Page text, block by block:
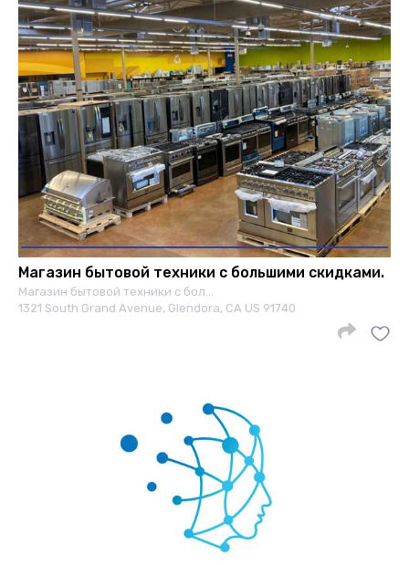
Магазин бытовой техники с большими скидками.
Магазин бытовой техники с бол…
1321 South Grand Avenue, Glendora, CA US 91740